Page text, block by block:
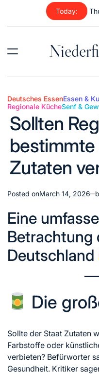
content
Today:
Posted
in
Deutsches EssenEssen &
Regionale KücheSenf &
Sollten
Zutaten
Posted onMarch 14, 2026
Eine
Betrachtung
Deutschland
Die
Sollte der Staat Zutaten
Farbstoffe oder
verbieten? Befürworter
Gesundheit. Kritiker